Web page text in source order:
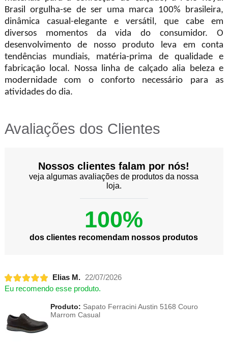
Brasil orgulha-se de ser uma marca 100% brasileira,
dinâmica casual-elegante e versátil, que cabe em
diversos momentos da vida do consumidor. O
desenvolvimento de nosso produto leva em conta
tendências mundiais, matéria-prima de qualidade e
fabricação local. Nossa linha de calçado alia beleza e
modernidade com o conforto necessário para as
atividades do dia.
Avaliações dos Clientes
Nossos clientes falam por nós!
veja algumas avaliações de produtos da nossa
loja.
100%
dos clientes recomendam nossos produtos
Elias M. 22/07/2026
Eu recomendo esse produto.
Produto: Sapato Ferracini Austin 5168 Couro
Marrom Casual